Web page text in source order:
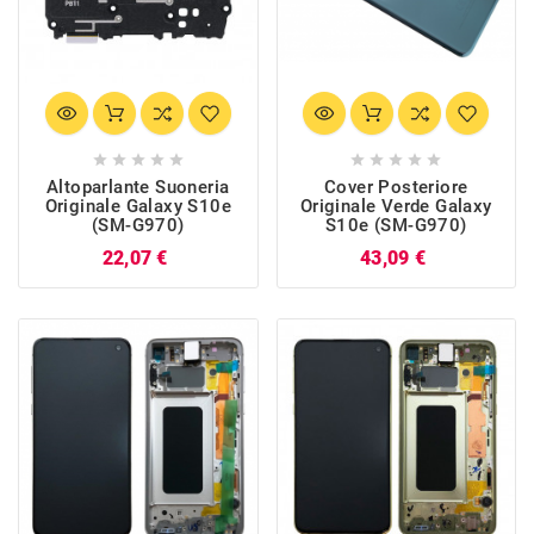
    
Altoparlante Suoneria
Originale Galaxy S10e
(SM-G970)
22,07 €
    
Cover Posteriore
Originale Verde Galaxy
S10e (SM-G970)
43,09 €